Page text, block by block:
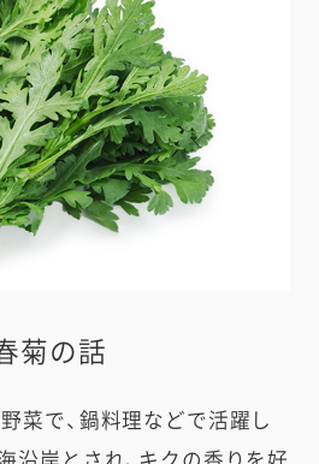
菊の話
菜で、鍋料理などで活躍し